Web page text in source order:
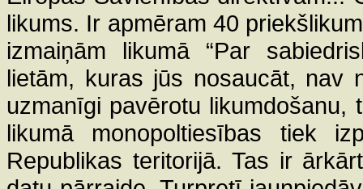
likums. Ir apmēram 40
izmaiņām likumā “Par
lietām, kuras jūs nosaucāt, nav
uzmanīgi pavērotu
likumā monopoltiesības tiek
Republikas teritorijā. Tas ir